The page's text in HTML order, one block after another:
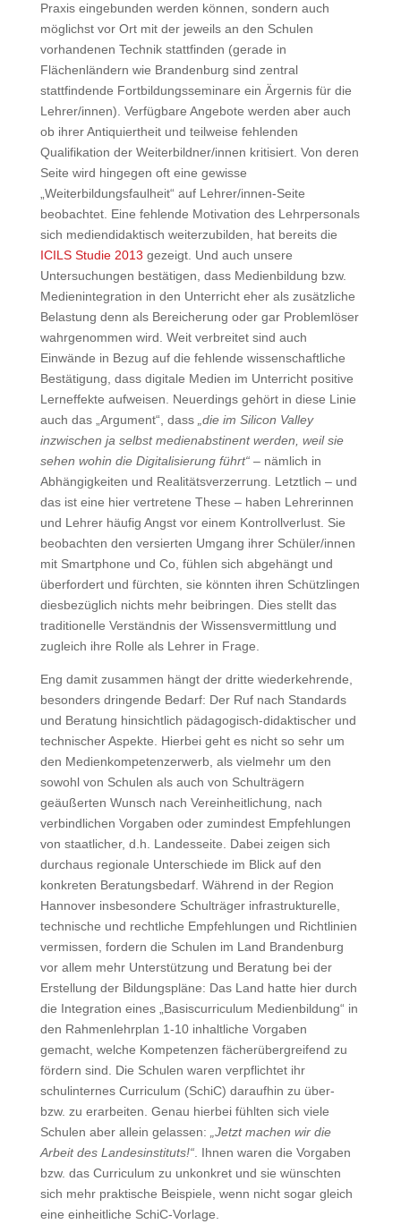
Praxis eingebunden werden können, sondern auch
möglichst vor Ort mit der jeweils an den Schulen
vorhandenen Technik stattfinden (gerade in
Flächenländern wie Brandenburg sind zentral
stattfindende Fortbildungsseminare ein Ärgernis für die
Lehrer/innen). Verfügbare Angebote werden aber auch
ob ihrer Antiquiertheit und teilweise fehlenden
Qualifikation der Weiterbildner/innen kritisiert. Von deren
Seite wird hingegen oft eine gewisse
„Weiterbildungsfaulheit“ auf Lehrer/innen-Seite
beobachtet. Eine fehlende Motivation des Lehrpersonals
sich mediendidaktisch weiterzubilden, hat bereits die
ICILS Studie 2013 gezeigt. Und auch unsere
Untersuchungen bestätigen, dass Medienbildung bzw.
Medienintegration in den Unterricht eher als zusätzliche
Belastung denn als Bereicherung oder gar Problemlöser
wahrgenommen wird. Weit verbreitet sind auch
Einwände in Bezug auf die fehlende wissenschaftliche
Bestätigung, dass digitale Medien im Unterricht positive
Lerneffekte aufweisen. Neuerdings gehört in diese Linie
auch das „Argument“, dass „die im Silicon Valley
inzwischen ja selbst medienabstinent werden, weil sie
sehen wohin die Digitalisierung führt“– nämlich in
Abhängigkeiten und Realitätsverzerrung. Letztlich – und
das ist eine hier vertretene These – haben Lehrerinnen
und Lehrer häufig Angst vor einem Kontrollverlust. Sie
beobachten den versierten Umgang ihrer Schüler/innen
mit Smartphone und Co, fühlen sich abgehängt und
überfordert und fürchten, sie könnten ihren Schützlingen
diesbezüglich nichts mehr beibringen. Dies stellt das
traditionelle Verständnis der Wissensvermittlung und
zugleich ihre Rolle als Lehrer in Frage.
Eng damit zusammen hängt der dritte wiederkehrende,
besonders dringende Bedarf: Der Ruf nach Standards
und Beratung hinsichtlich pädagogisch-didaktischer und
technischer Aspekte. Hierbei geht es nicht so sehr um
den Medienkompetenzerwerb, als vielmehr um den
sowohl von Schulen als auch von Schulträgern
geäußerten Wunsch nach Vereinheitlichung, nach
verbindlichen Vorgaben oder zumindest Empfehlungen
von staatlicher, d.h. Landesseite. Dabei zeigen sich
durchaus regionale Unterschiede im Blick auf den
konkreten Beratungsbedarf. Während in der Region
Hannover insbesondere Schulträger infrastrukturelle,
technische und rechtliche Empfehlungen und Richtlinien
vermissen, fordern die Schulen im Land Brandenburg
vor allem mehr Unterstützung und Beratung bei der
Erstellung der Bildungspläne: Das Land hatte hier durch
die Integration eines „Basiscurriculum Medienbildung“ in
den Rahmenlehrplan 1-10 inhaltliche Vorgaben
gemacht, welche Kompetenzen fächerübergreifend zu
fördern sind. Die Schulen waren verpflichtet ihr
schulinternes Curriculum (SchiC) daraufhin zu über-
bzw. zu erarbeiten. Genau hierbei fühlten sich viele
Schulen aber allein gelassen:
„Jetzt machen wir die
Arbeit des Landesinstituts!“. Ihnen waren die Vorgaben
bzw. das Curriculum zu unkonkret und sie wünschten
sich mehr praktische Beispiele, wenn nicht sogar gleich
eine einheitliche SchiC-Vorlage.